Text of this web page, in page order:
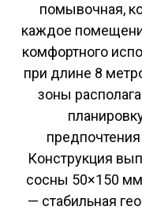
помывочная,
каждое
комфортного
при длине 8
зоны
Конструкция
сосны 50×150
— стабильная